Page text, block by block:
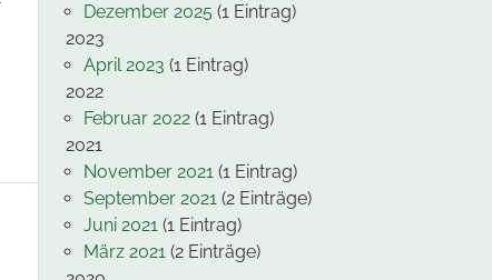
Dezember 2025 (1 Eintrag)
2023
April 2023 (1 Eintrag)
2022
Februar 2022 (1 Eintrag)
2021
November 2021 (1 Eintrag)
September 2021 (2 Einträge)
Juni 2021 (1 Eintrag)
März 2021 (2 Einträge)